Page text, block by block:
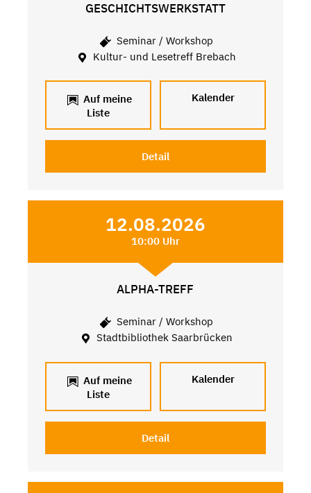
GESCHICHTSWERKSTATT
Seminar / Workshop
Kultur- und Lesetreff Brebach
Auf meine
Liste
Kalender
Detail
12.08.2026
10:00 Uhr
ALPHA-TREFF
Seminar / Workshop
Stadtbibliothek Saarbrücken
Auf meine
Liste
Kalender
Detail